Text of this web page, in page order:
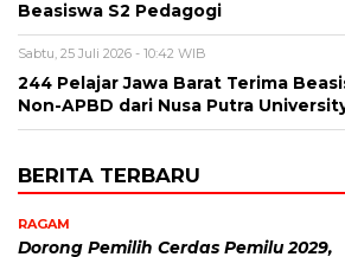
Beasiswa S2 Pedagogi
Sabtu, 25 Juli 2026 - 10:42 WIB
244 Pelajar Jawa Barat Terima
Non-APBD dari Nusa Putra
BERITA TERBARU
RAGAM
Dorong Pemilih Cerdas Pemilu 2029,